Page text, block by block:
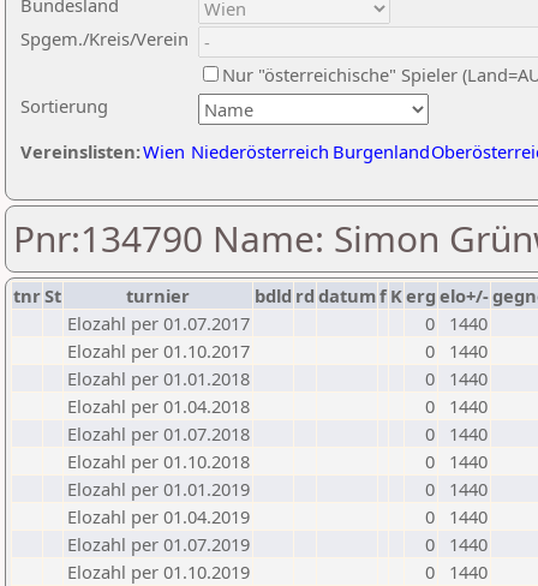
Sortierung
Bundesland
Spgem./Kreis/Verein
Nur "österreichische" Spieler
Vereinslisten:Wien Niederösterreich Burgenland
Pnr:134790 Name: Simon
tnrSt turnier bdld rd datumf Kerg elo+/-
Elozahl per 01.07.2017
0
1440
Elozahl per 01.10.2017
0
1440
Elozahl per 01.01.2018
0
1440
Elozahl per 01.04.2018
0
1440
Elozahl per 01.07.2018
0
1440
Elozahl per 01.10.2018
0
1440
Elozahl per 01.01.2019
0
1440
Elozahl per 01.04.2019
0
1440
Elozahl per 01.07.2019
0
1440
Elozahl per 01.10.2019
0
1440